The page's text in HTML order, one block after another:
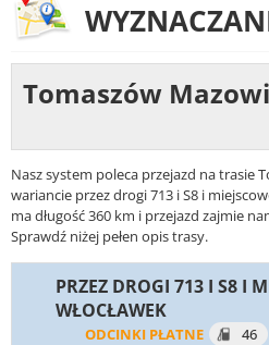
Tomaszów
Nasz system poleca przejazd na trasie
wariancie przez drogi 713 i S8 i
ma długość 360 km i przejazd zajmie
Sprawdź niżej pełen opis trasy.
PRZEZ DROGI 713 I S8 I
WŁOCŁAWEK
ODCINKI PŁATNE 46